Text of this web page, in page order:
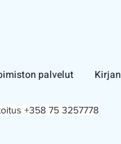
palvelut
+358 75 3257778